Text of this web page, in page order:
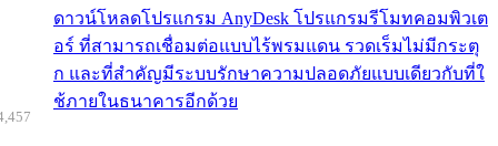
ดาวน์โหลดโปรแกรม AnyDesk โปรแกรมรีโมทคอมพิวเต
อร์ ที่สามารถเชื่อมต่อแบบไร้พรมแดน รวดเร็มไม่มีกระตุ
ก และที่สำคัญมีระบบรักษาความปลอดภัยแบบเดียวกับที่ใ
ช้ภายในธนาคารอีกด้วย